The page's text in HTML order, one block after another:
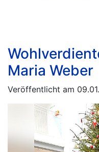
Maria Weber
Veröffentlicht am